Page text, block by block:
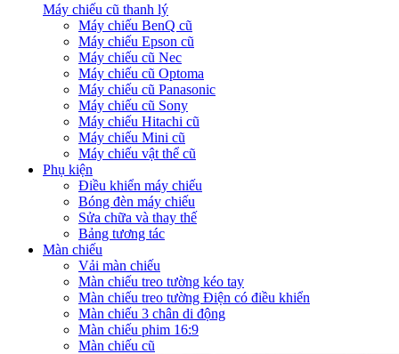
Máy chiếu cũ thanh lý
Máy chiếu BenQ cũ
Máy chiếu Epson cũ
Máy chiếu cũ Nec
Máy chiếu cũ Optoma
Máy chiếu cũ Panasonic
Máy chiếu cũ Sony
Máy chiếu Hitachi cũ
Máy chiếu Mini cũ
Máy chiếu vật thể cũ
Phụ kiện
Điều khiển máy chiếu
Bóng đèn máy chiếu
Sửa chữa và thay thế
Bảng tương tác
Màn chiếu
Vải màn chiếu
Màn chiếu treo tường kéo tay
Màn chiếu treo tường Điện có điều khiển
Màn chiếu 3 chân di động
Màn chiếu phim 16:9
Màn chiếu cũ